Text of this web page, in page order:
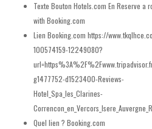
Texte Bouton Hotels.com En Reserve a
with Booking.com
Lien Booking.com https://
100574159-12249080?
g1477752-d1523400-Reviews-
Hotel_Spa_les_Clarines-
Quel lien ? Booking.com